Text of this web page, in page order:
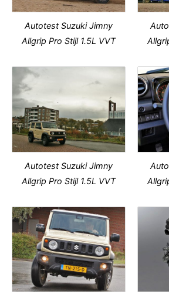
Autotest Suzuki Jimny
Allgrip Pro Stijl 1.5L VVT
Autotest Suzuki Jimny
Allgrip Pro Stijl 1.5L VVT